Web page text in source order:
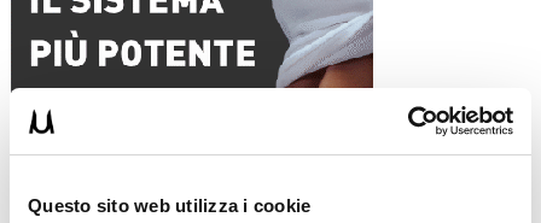
Questo sito web utilizza i cookie